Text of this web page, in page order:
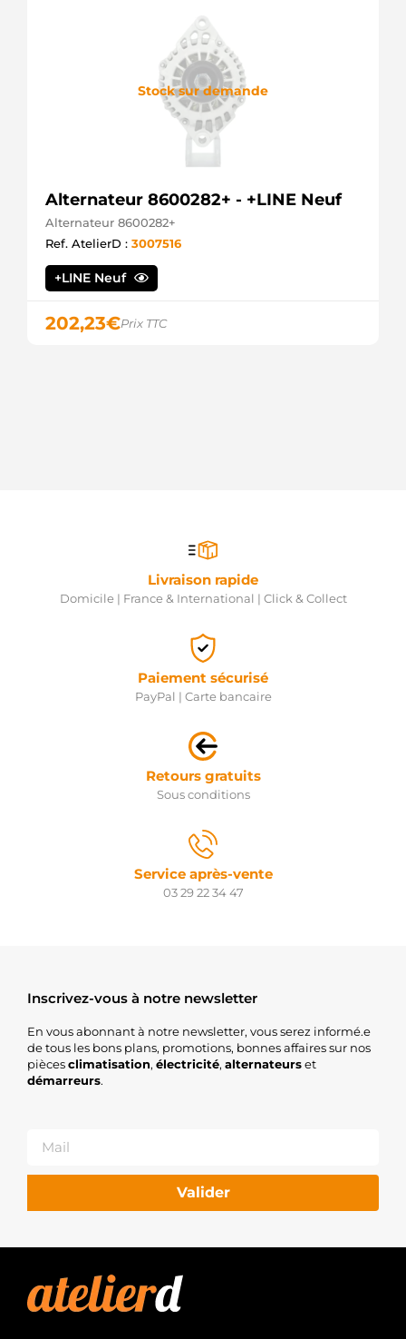
Stock sur demande
Alternateur 8600282+ - +LINE Neuf
Alternateur 8600282+
Ref. AtelierD : 3007516
+LINE Neuf
202,23€Prix TTC
Livraison rapide
Domicile | France & International | Click & Collect
Paiement sécurisé
PayPal | Carte bancaire
Retours gratuits
Sous conditions
Service après-vente
03 29 22 34 47
Inscrivez-vous à notre newsletter
En vous abonnant à notre newsletter, vous serez informé.e
de tous les bons plans, promotions, bonnes affaires sur nos
piècesclimatisation, électricité, alternateurset
démarreurs.
Valider